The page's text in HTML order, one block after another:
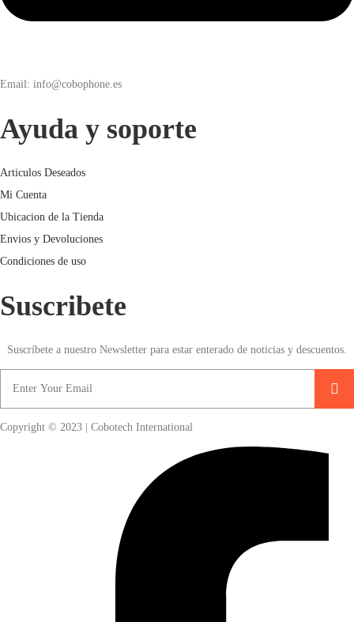
Email: info@cobophone.es
Ayuda y soporte
Articulos Deseados
Mi Cuenta
Ubicacion de la Tienda
Envios y Devoluciones
Condiciones de uso
Suscribete
Suscríbete a nuestro Newsletter para estar enterado de noticias y descuentos.
Copyright © 2023 | Cobotech International